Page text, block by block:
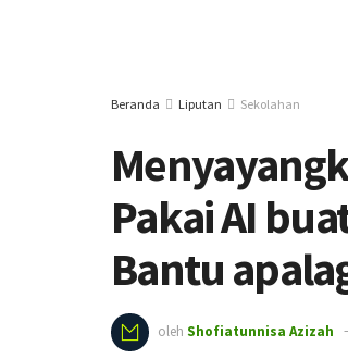
Beranda Liputan Sekolahan
Pakai AI
Bantu
oleh Shofiatunnisa Azizah